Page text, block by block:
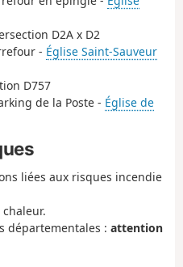
D2A x D2
- Église Saint-Sauveur
D757
de la Poste - Église de
liées aux risques incendie
départementales : attention